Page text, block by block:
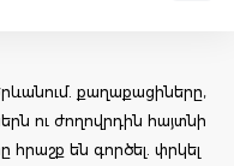
քաղաքացիները,
ու ժողովրդին հայտնի
են գործել. փրկել